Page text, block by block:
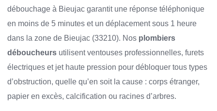
débouchage à Bieujac garantit une réponse téléphonique
en moins de 5 minutes et un déplacement sous 1 heure
dans la zone de Bieujac (33210). Nos plombiers
déboucheurs utilisent ventouses professionnelles, furets
électriques et jet haute pression pour débloquer tous types
d’obstruction, quelle qu’en soit la cause : corps étranger,
papier en excès, calcification ou racines d’arbres.